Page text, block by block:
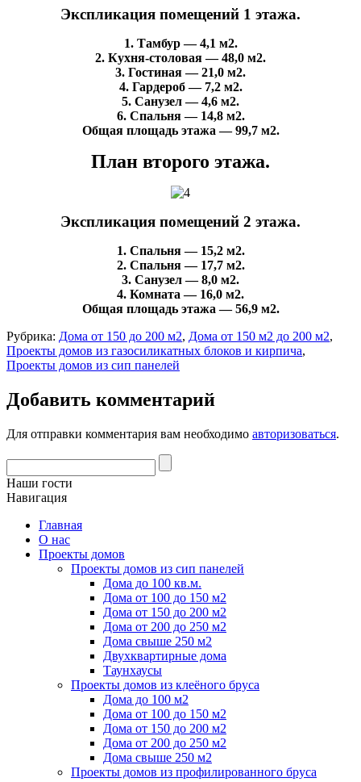
Экспликация помещений 1 этажа.
1. Тамбур — 4,1 м2.
2. Кухня-столовая — 48,0 м2.
3. Гостиная — 21,0 м2.
4. Гардероб — 7,2 м2.
5. Санузел — 4,6 м2.
6. Спальня — 14,8 м2.
Общая площадь этажа — 99,7 м2.
План второго этажа.
Экспликация помещений 2 этажа.
1. Спальня — 15,2 м2.
2. Спальня — 17,7 м2.
3. Санузел — 8,0 м2.
4. Комната — 16,0 м2.
Общая площадь этажа — 56,9 м2.
Рубрика: Дома от 150 до 200 м2, Дома от 150 м2 до 200 м2,
Проекты домов из газосиликатных блоков и кирпича,
Проекты домов из сип панелей
Добавить комментарий
Для отправки комментария вам необходимо авторизоваться.
Наши гости
Навигация
Главная
О нас
Проекты домов
Проекты домов из сип панелей
Дома до 100 кв.м.
Дома от 100 до 150 м2
Дома от 150 до 200 м2
Дома от 200 до 250 м2
Дома свыше 250 м2
Двухквартирные дома
Таунхаусы
Проекты домов из клеёного бруса
Дома до 100 м2
Дома от 100 до 150 м2
Дома от 150 до 200 м2
Дома от 200 до 250 м2
Дома свыше 250 м2
Проекты домов из профилированного бруса